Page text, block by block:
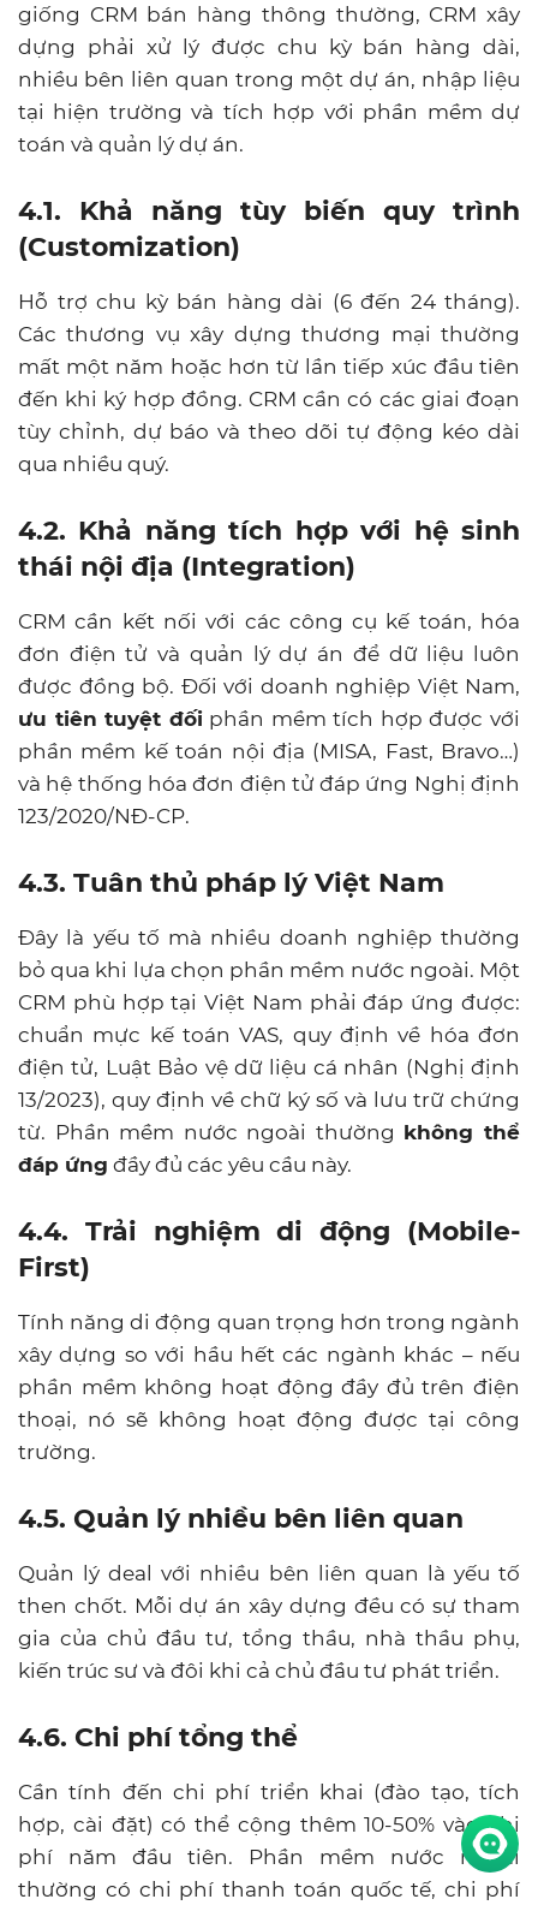
giống CRM bán hàng thông thường, CRM xây
dựng phải xử lý được chu kỳ bán hàng dài,
nhiều bên liên quan trong một dự án, nhập liệu
tại hiện trường và tích hợp với phần mềm dự
toán và quản lý dự án.
4.1. Khả năng tùy biến quy trình
(Customization)
Hỗ trợ chu kỳ bán hàng dài (6 đến 24 tháng).
Các thương vụ xây dựng thương mại thường
mất một năm hoặc hơn từ lần tiếp xúc đầu tiên
đến khi ký hợp đồng. CRM cần có các giai đoạn
tùy chỉnh, dự báo và theo dõi tự động kéo dài
qua nhiều quý.
4.2. Khả năng tích hợp với hệ sinh
thái nội địa (Integration)
CRM cần kết nối với các công cụ kế toán, hóa
đơn điện tử và quản lý dự án để dữ liệu luôn
được đồng bộ. Đối với doanh nghiệp Việt Nam,
ưu tiên tuyệt đốiphần mềm tích hợp được với
phần mềm kế toán nội địa (MISA, Fast, Bravo…)
và hệ thống hóa đơn điện tử đáp ứng Nghị định
123/2020/NĐ-CP.
4.3. Tuân thủ pháp lý Việt Nam
Đây là yếu tố mà nhiều doanh nghiệp thường
bỏ qua khi lựa chọn phần mềm nước ngoài. Một
CRM phù hợp tại Việt Nam phải đáp ứng được:
chuẩn mực kế toán VAS, quy định về hóa đơn
điện tử, Luật Bảo vệ dữ liệu cá nhân (Nghị định
13/2023), quy định về chữ ký số và lưu trữ chứng
từ. Phần mềm nước ngoài thường không thể
đáp ứng đầy đủ các yêu cầu này.
4.4. Trải nghiệm di động (Mobile-
First)
Tính năng di động quan trọng hơn trong ngành
xây dựng so với hầu hết các ngành khác – nếu
phần mềm không hoạt động đầy đủ trên điện
thoại, nó sẽ không hoạt động được tại công
trường.
4.5. Quản lý nhiều bên liên quan
Quản lý deal với nhiều bên liên quan là yếu tố
then chốt. Mỗi dự án xây dựng đều có sự tham
gia của chủ đầu tư, tổng thầu, nhà thầu phụ,
kiến trúc sư và đôi khi cả chủ đầu tư phát triển.
4.6. Chi phí tổng thể
Cần tính đến chi phí triển khai (đào tạo, tích
hợp, cài đặt) có thể cộng thêm 10-50% vào chi
phí năm đầu tiên. Phần mềm nước ngoài
thường có chi phí thanh toán quốc tế, chi phí